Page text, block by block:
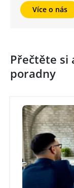
Více o nás
Přečtěte si
poradny